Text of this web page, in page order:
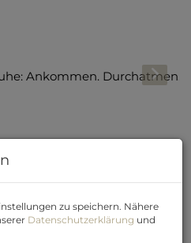
in dem man nicht
an Menschen, die spüren,
darf - und bereit sind, ihr
zu speichern. Nähere
Datenschutzerklärung und